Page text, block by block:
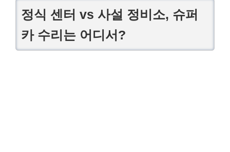
정식 센터 vs 사설 정비소, 슈퍼
카 수리는 어디서?